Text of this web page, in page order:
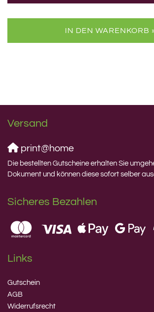
IN DEN WARENKORB
Versand
print@home
Die bestellten Gutscheine erhalten Sie
Dokument und können diese sofort selber
Sicheres Bezahlen
Links
Gutschein
AGB
Widerrufsrecht